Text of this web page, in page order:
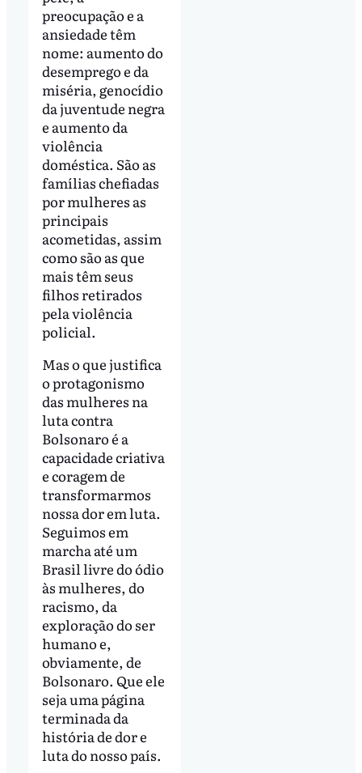
preocupação e a
ansiedade têm
nome: aumento do
desemprego e da
miséria, genocídio
da juventude negra
e aumento da
violência
doméstica. São as
famílias chefiadas
por mulheres as
principais
acometidas, assim
como são as que
mais têm seus
filhos retirados
pela violência
policial.
Mas o que justifica
o protagonismo
das mulheres na
luta contra
Bolsonaro é a
capacidade criativa
e coragem de
transformarmos
nossa dor em luta.
Seguimos em
marcha até um
Brasil livre do ódio
às mulheres, do
racismo, da
exploração do ser
humano e,
obviamente, de
Bolsonaro. Que ele
seja uma página
terminada da
história de dor e
luta do nosso país.